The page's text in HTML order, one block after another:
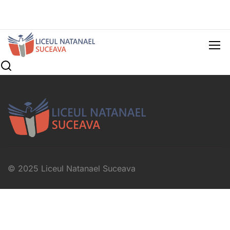
© 2025 Liceul Natanael Suceava